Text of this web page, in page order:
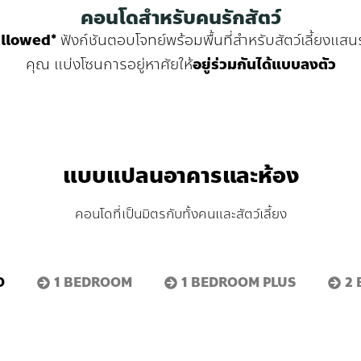
คอนโดสำหรับคนรักสัตว์
ฟังก์ชันตอบโจทย์พร้อมพื้นที่สำหรับสัตว์เลี้ยงแส
คุณ แบ่งโซนการอยู่หาศัยให้อยู่ร่วมกันได้แบบลงตัว
แบบแปลนอาคารและห้อง
คอนโดที่เป็นมิตรกับทั้งคนและสัตว์เลี้ยง
1 BEDROOM 1 BEDROOM PLUS 2